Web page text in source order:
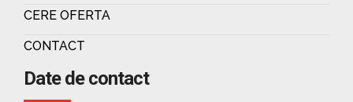
CERE OFERTA
CONTACT
Date de contact